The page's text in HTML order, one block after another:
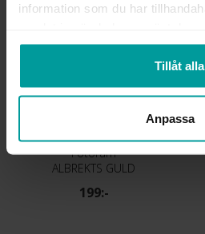
information som du har
Tillåt alla
Anpassa
Fotoram
ALBREKTS GULD
199:-